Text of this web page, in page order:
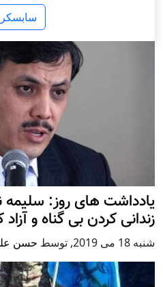
یادداشت های روز:
زندانی کردن بی گناه و
شنبه 18 می 2019 , توسط حسن